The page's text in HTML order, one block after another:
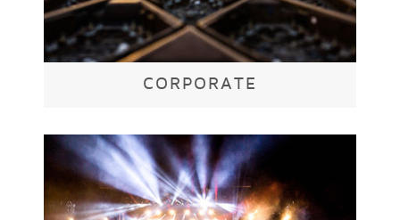
CORPORATE